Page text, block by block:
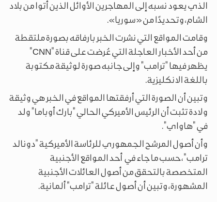
الذي يعود نسبه إلى المهاجرين الأوائل الذين أتوا من بلاد
الشام، وتحديدًا من «سوريا».
وقامت المواقع التي نشرت الخبر بارفاقه بصورة ملتقطة
من أحد الأخبار العاجلة التي عُرضت على قناة "CNN"
يظهر فيها "ترامب" وإلى جانبه صورة لوثيقة مكتوبة
باللغة الانكليزية.
وتبين أن الصورة التي أرفقتها المواقع في الخبر هي وثيقة
ولادة تثبت أن الرئيس الأميركي الحالي "بارك أوباما" ولد
في "هاواي".
وأن أصول المرشح الجمهوري للرئاسة الأميركية "دونالد
ترامب"، حسب ما جاء في أحد المواقع الأجنبية
المتخصصة بالتحقق من أصول العائلات الأجنبية
المشهورة، وتبين أن أصول عائلة "ترامب" ألمانية.